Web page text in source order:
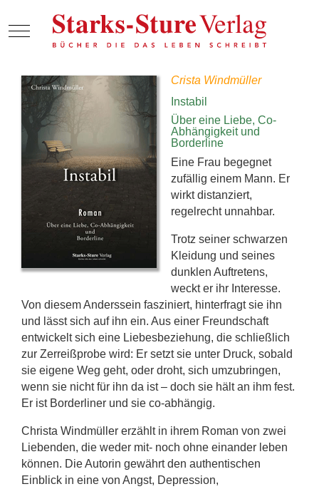
Mobile Menu Toggle
Crista Windmüller
Instabil
Über eine Liebe, Co-
Abhängigkeit und
Borderline
Eine Frau begegnet
zufällig einem Mann. Er
wirkt distanziert,
regelrecht unnahbar.
Trotz seiner schwarzen
Kleidung und seines
dunklen Auftretens,
weckt er ihr Interesse.
Von diesem Anderssein fasziniert, hinterfragt sie ihn
und lässt sich auf ihn ein. Aus einer Freundschaft
entwickelt sich eine Liebesbeziehung, die schließlich
zur Zerreißprobe wird: Er setzt sie unter Druck, sobald
sie eigene Weg geht, oder droht, sich umzubringen,
wenn sie nicht für ihn da ist – doch sie hält an ihm fest.
Er ist Borderliner und sie co-abhängig.
Christa Windmüller erzählt in ihrem Roman von zwei
Liebenden, die weder mit- noch ohne einander leben
können. Die Autorin gewährt den authentischen
Einblick in eine von Angst, Depression,